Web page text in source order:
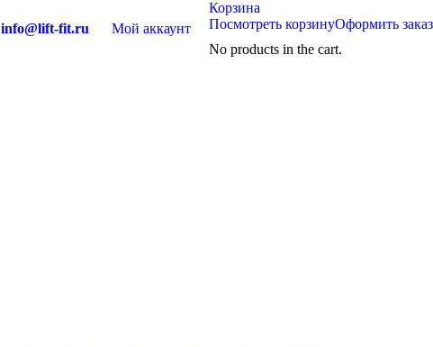
info@lift-fit.ru Мой аккаунт
Корзина
Посмотреть корзинуОформить заказ
No products in the cart.